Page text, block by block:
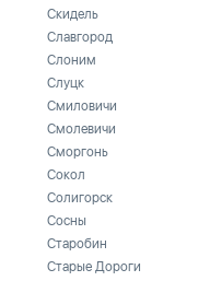
Скидель
Славгород
Слоним
Слуцк
Смиловичи
Смолевичи
Сморгонь
Сокол
Солигорск
Сосны
Старобин
Старые Дороги